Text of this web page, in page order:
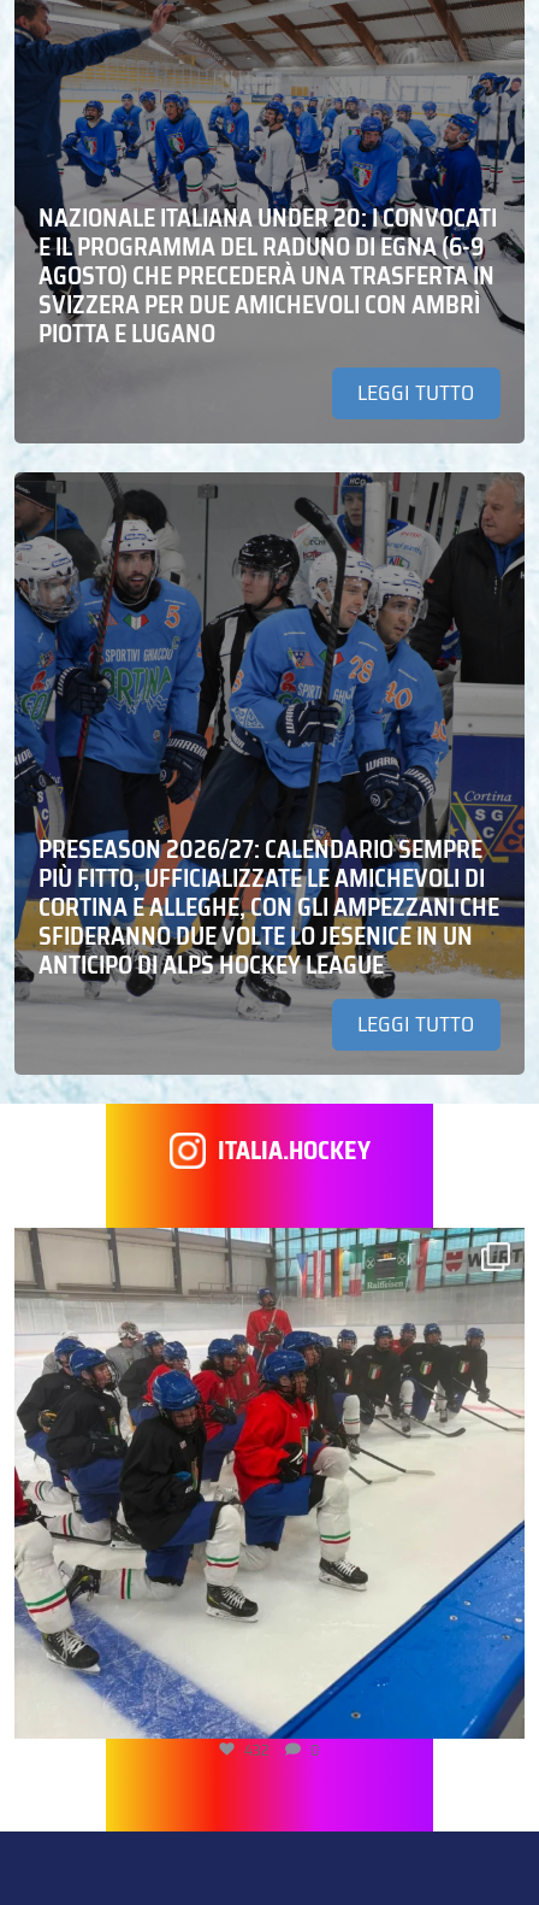
NAZIONALE ITALIANA UNDER 20: I CONVOCATI
E IL PROGRAMMA DEL RADUNO DI EGNA (6-9
AGOSTO) CHE PRECEDERÀ UNA TRASFERTA IN
SVIZZERA PER DUE AMICHEVOLI CON AMBRÌ
PIOTTA E LUGANO
LEGGI TUTTO
PRESEASON 2026/27: CALENDARIO SEMPRE
PIÙ FITTO, UFFICIALIZZATE LE AMICHEVOLI DI
CORTINA E ALLEGHE, CON GLI AMPEZZANI CHE
SFIDERANNO DUE VOLTE LO JESENICE IN UN
ANTICIPO DI ALPS HOCKEY LEAGUE
LEGGI TUTTO
ITALIA.HOCKEY
432 0